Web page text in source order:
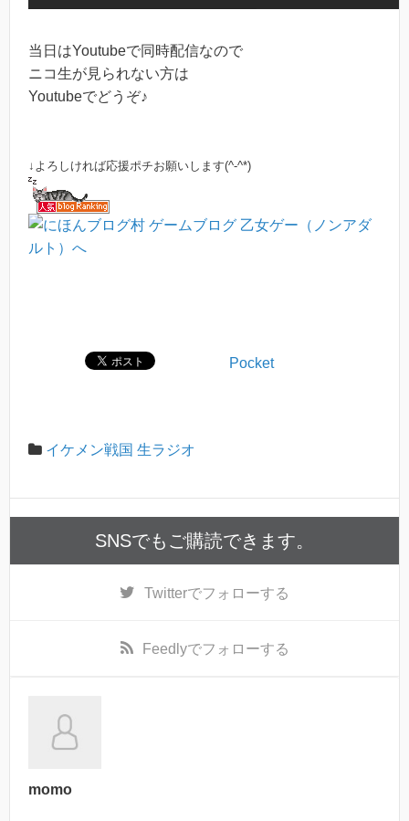
当日はYoutubeで同時配信なので
ニコ生が見られない方は
Youtubeでどうぞ♪
↓よろしければ応援ポチお願いします(^-^*)
Pocket
イケメン戦国 生ラジオ
SNSでもご購読できます。
Twitterでフォローする
Feedlyでフォローする
momo